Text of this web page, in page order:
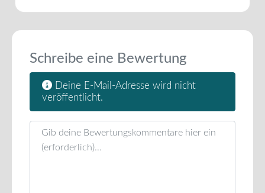
Schreibe eine Bewertung
Deine E-Mail-Adresse wird nicht
veröffentlicht.
Rezensionstext